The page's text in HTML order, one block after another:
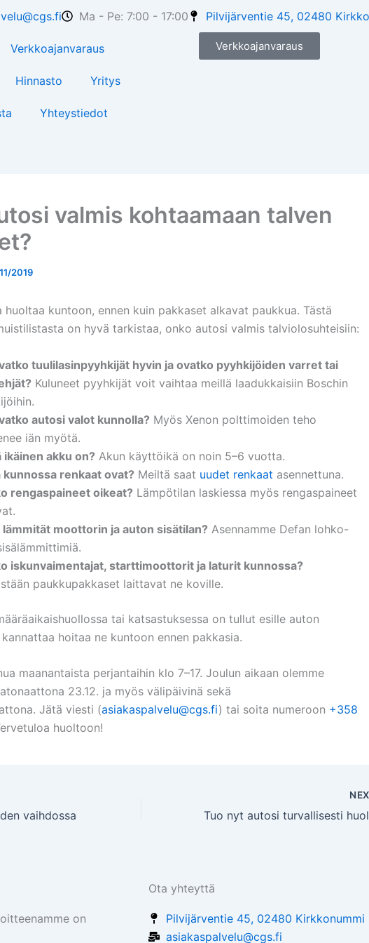
Ma - Pe: 7:00 - 17:00 Pilvijärventie 45, 02480
Verkkoajanvaraus
Hinnasto Yritys
Yhteystiedot
Verkkoajanvaraus
valmis kohtaamaan talven
2019
huoltaa kuntoon, ennen kuin pakkaset alkavat paukkua. Tästä
on hyvä tarkistaa, onko autosi valmis talviolosuhteisiin:
tuulilasinpyyhkijät hyvin ja ovatko pyyhkijöiden varret tai
Kuluneet pyyhkijät voit vaihtaa meillä laadukkaisiin Boschin
autosi valot kunnolla? Myös Xenon polttimoiden teho
iän myötä.
ikäinen akku on? Akun käyttöikä on noin 5–6 vuotta.
kunnossa renkaat ovat? Meiltä saat uudet renkaat asennettuna.
rengaspaineet oikeat? Lämpötilan laskiessa myös rengaspaineet
moottorin ja auton sisätilan? Asennamme Defan lohko-
iskunvaimentajat, starttimoottorit ja laturit kunnossa?
paukkupakkaset laittavat ne koville.
tai katsastuksessa on tullut esille auton
hoitaa ne kuntoon ennen pakkasia.
maanantaista perjantaihin klo 7–17. Joulun aikaan olemme
23.12. ja myös välipäivinä sekä
Jätä viesti (asiakaspalvelu@cgs.fi) tai soita numeroon +358
huoltoon!
vaihdossa
on
Ota yhteyttä
Pilvijärventie 45, 02480 Kirkkonummi
asiakaspalvelu@cgs.fi